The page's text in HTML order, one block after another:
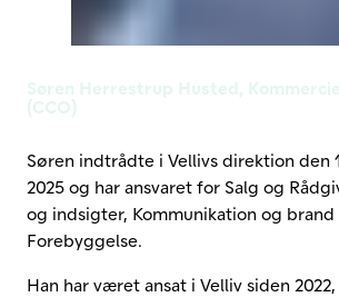
Søren Herrestrup Husted,
(CCO)
Søren indtrådte i Vellivs direktion den
2025 og har ansvaret for Salg og
og indsigter, Kommunikation og
Forebyggelse.
Han har været ansat i Velliv siden